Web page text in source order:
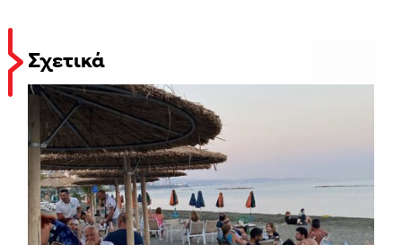
Σχετικά